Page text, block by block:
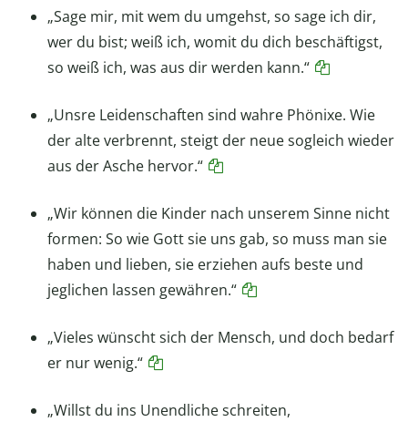
„Sage mir, mit wem du umgehst, so sage ich dir,
wer du bist; weiß ich, womit du dich beschäftigst,
so weiß ich, was aus dir werden kann.“
„Unsre Leidenschaften sind wahre Phönixe. Wie
der alte verbrennt, steigt der neue sogleich wieder
aus der Asche hervor.“
„Wir können die Kinder nach unserem Sinne nicht
formen: So wie Gott sie uns gab, so muss man sie
haben und lieben, sie erziehen aufs beste und
jeglichen lassen gewähren.“
„Vieles wünscht sich der Mensch, und doch bedarf
er nur wenig.“
„Willst du ins Unendliche schreiten,